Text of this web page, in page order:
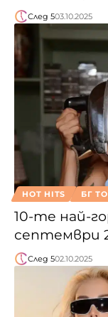
След 503.10.2025
HOT HITS БГ
10-те най-
септември
След 502.10.2025